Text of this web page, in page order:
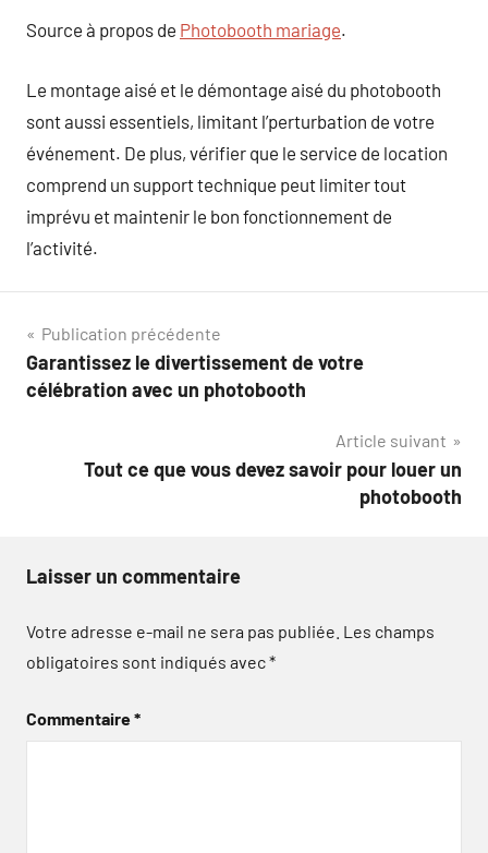
Source à propos de Photobooth mariage.
Le montage aisé et le démontage aisé du photobooth
sont aussi essentiels, limitant l’perturbation de votre
événement. De plus, vérifier que le service de location
comprend un support technique peut limiter tout
imprévu et maintenir le bon fonctionnement de
l’activité.
Navigation
de
Publication précédente
Garantissez le divertissement de votre
célébration avec un photobooth
Article suivant
Tout ce que vous devez savoir pour louer un
photobooth
Laisser un commentaire
Votre adresse e-mail ne sera pas publiée. Les champs
obligatoires sont indiqués avec*
Commentaire*